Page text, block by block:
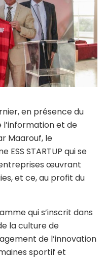
en présence du
l’information et de
Maarouf, le
STARTUP qui se
œuvrant
et ce, au profit du
qui s’inscrit dans
la culture de
de l’innovation
sportif et